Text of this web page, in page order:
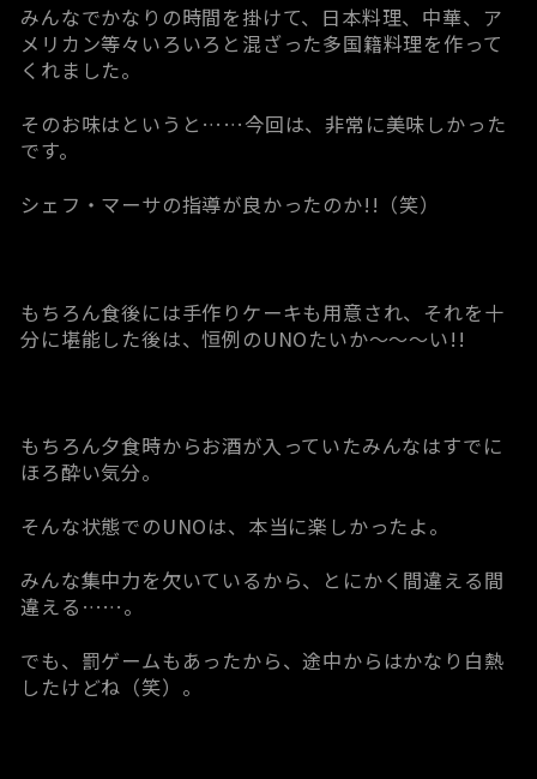
みんなでかなりの時間を掛けて、日本料理、中華、ア
メリカン等々いろいろと混ざった多国籍料理を作って
くれました。
そのお味はというと……今回は、非常に美味しかった
です。
シェフ・マーサの指導が良かったのか!!（笑）
もちろん食後には手作りケーキも用意され、それを十
分に堪能した後は、恒例のUNOたいか～～～い!!
もちろん夕食時からお酒が入っていたみんなはすでに
ほろ酔い気分。
そんな状態でのUNOは、本当に楽しかったよ。
みんな集中力を欠いているから、とにかく間違える間
違える……。
でも、罰ゲームもあったから、途中からはかなり白熱
したけどね（笑）。